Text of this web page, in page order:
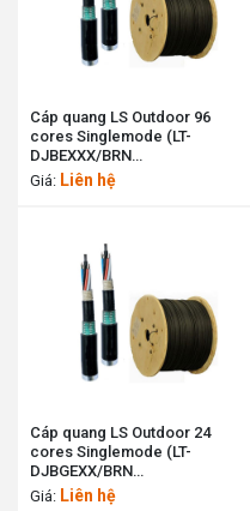
Cáp quang LS Outdoor 96
cores Singlemode (LT-
DJBEXXX/BRN
SE96XX(12T2.00)) LS cable
Giá: Liên hệ
Cáp quang LS Outdoor 24
cores Singlemode (LT-
DJBGEXX/BRN
SE24XX(06T1.80)) LS cable
Giá: Liên hệ